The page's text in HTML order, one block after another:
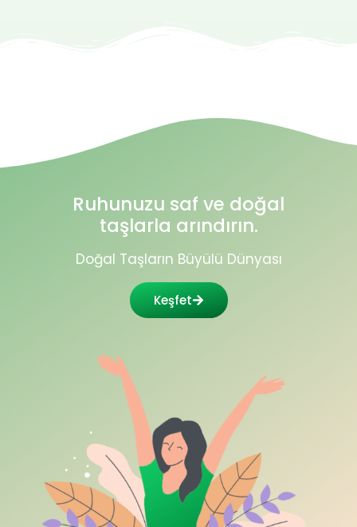
Ruhunuzu saf ve doğal
taşlarla arındırın.
Doğal Taşların Büyülü Dünyası
Keşfet